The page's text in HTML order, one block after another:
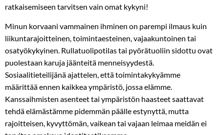
ratkaisemiseen tarvitsen vain omat kykyni!
Minun korvaani vammainen ihminen on parempi ilmaus kuin
liikuntarajoitteinen, toimintaesteinen, vajaakuntoinen tai
osatyökykyinen. Rullatuolipotilas tai pyörätuoliin sidottu ovat
puolestaan karuja jäänteitä menneisyydestä.
Sosiaalitieteilijänä ajattelen, että toimintakykyämme
määrittää ennen kaikkea ympäristö, jossa elämme.
Kanssaihmisten asenteet tai ympäristön haasteet saattavat
tehdä elämästämme pidemmän päälle estynyttä, mutta
rajoitteisen, kyvyttömän, vaikean tai vajaan leimaa meidän ei